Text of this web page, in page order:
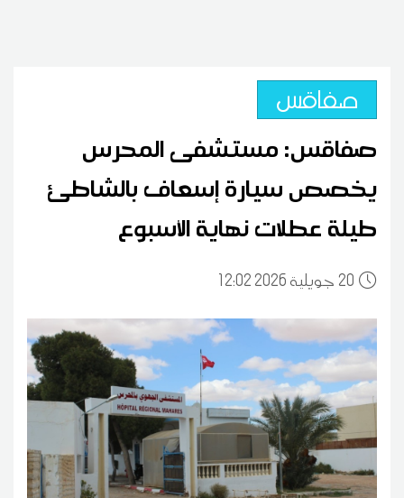
صفاقس
صفاقس: مستشفى المحرس
يخصص سيارة إسعاف بالشاطئ
طيلة عطلات نهاية الأسبوع
20 12:02 2026 جويلية